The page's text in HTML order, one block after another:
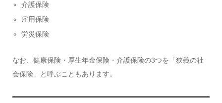
介護保険
雇用保険
労災保険
なお、健康保険・厚生年金保険・介護保険の3つを「狭義の社
会保険」と呼ぶこともあります。